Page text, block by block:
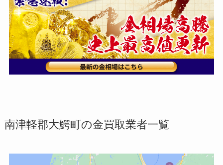
南津軽郡大鰐町の金買取業者一覧